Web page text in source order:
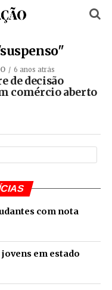
6 anos atrás
de decisão
comércio aberto
com nota
em estado